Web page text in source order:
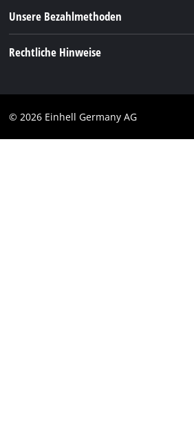
Hinweise zur Batterieentsorgung
Vertrag widerrufen
Linkedin
Unsere Bezahlmethoden
Rechtliche Hinweise
Impressum
© 2026 Einhell Germany AG